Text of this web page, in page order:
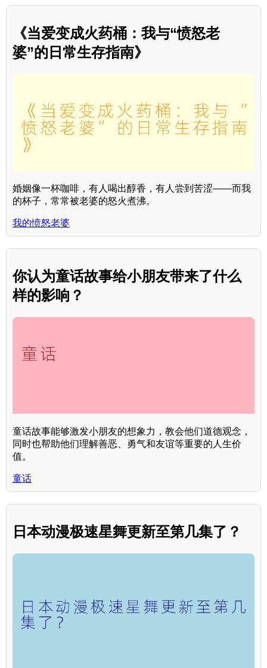
《当爱变成火药桶：我与“愤怒老
婆”的日常生存指南》
婚姻像一杯咖啡，有人喝出醇香，有人尝到苦涩——而我
的杯子，常常被老婆的怒火煮沸。
我的愤怒老婆
你认为童话故事给小朋友带来了什么
样的影响？
童话故事能够激发小朋友的想象力，教会他们道德观念，
同时也帮助他们理解善恶、勇气和友谊等重要的人生价
值。
童话
日本动漫极速星舞更新至第几集了？